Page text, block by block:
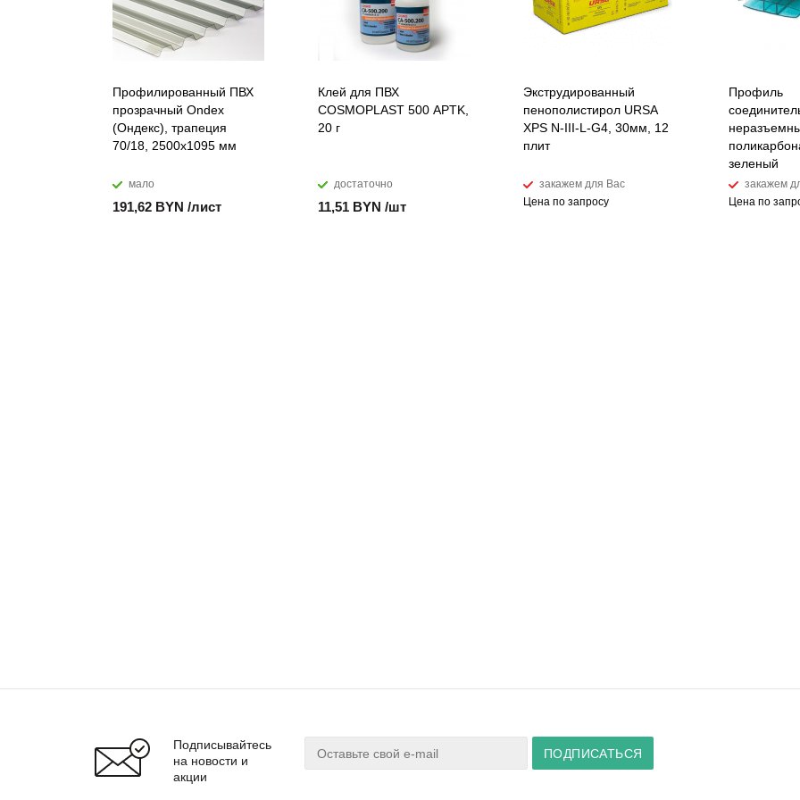
Профилированный ПВХ
прозрачный Ondex
(Ондекс), трапеция
70/18, 2500х1095 мм
мало
191,62 BYN /лист
Клей для ПВХ
COSMOPLAST 500 APTK,
20 г
достаточно
11,51 BYN /шт
Экструдированный
пенополистирол URSA
XPS N-III-L-G4, 30мм, 12
плит
закажем для Вас
Цена по запросу
Профиль
зеленый
закажем
Цена по
Подписывайтесь
на новости и
акции